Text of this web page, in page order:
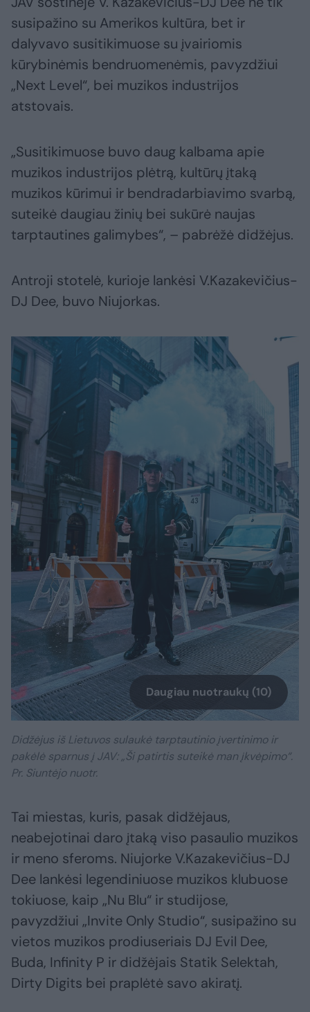
susipažino su Amerikos kultūra, bet ir
dalyvavo susitikimuose su įvairiomis
kūrybinėmis bendruomenėmis, pavyzdžiui
„Next Level“, bei muzikos industrijos
atstovais.
„Susitikimuose buvo daug kalbama apie
muzikos industrijos plėtrą, kultūrų įtaką
muzikos kūrimui ir bendradarbiavimo svarbą,
suteikė daugiau žinių bei sukūrė naujas
tarptautines galimybes“, – pabrėžė didžėjus.
Antroji stotelė, kurioje lankėsi V.Kazakevičius-
DJ Dee, buvo Niujorkas.
Daugiau nuotraukų (10)
Didžėjus iš Lietuvos sulaukė tarptautinio įvertinimo ir
pakėlė sparnus į JAV: „Ši patirtis suteikė man įkvėpimo“.
Pr. Siuntėjo nuotr.
Tai miestas, kuris, pasak didžėjaus,
neabejotinai daro įtaką viso pasaulio muzikos
ir meno sferoms. Niujorke V.Kazakevičius-DJ
Dee lankėsi legendiniuose muzikos klubuose
tokiuose, kaip „Nu Blu“ ir studijose,
pavyzdžiui „Invite Only Studio“, susipažino su
vietos muzikos prodiuseriais DJ Evil Dee,
Buda, Infinity P ir didžėjais Statik Selektah,
Dirty Digits bei praplėtė savo akiratį.